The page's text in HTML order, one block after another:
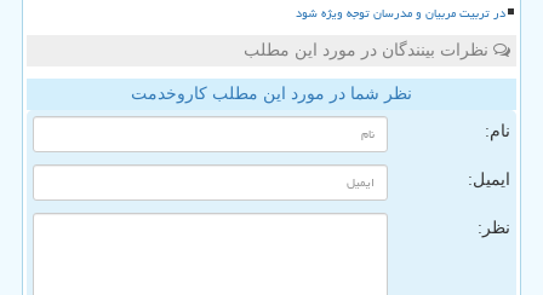
در تربیت مربیان و مدرسان توجه ویژه شود
نظرات بینندگان در مورد این مطلب
نظر شما در مورد این مطلب کاروخدمت
نام:
ایمیل:
نظر: